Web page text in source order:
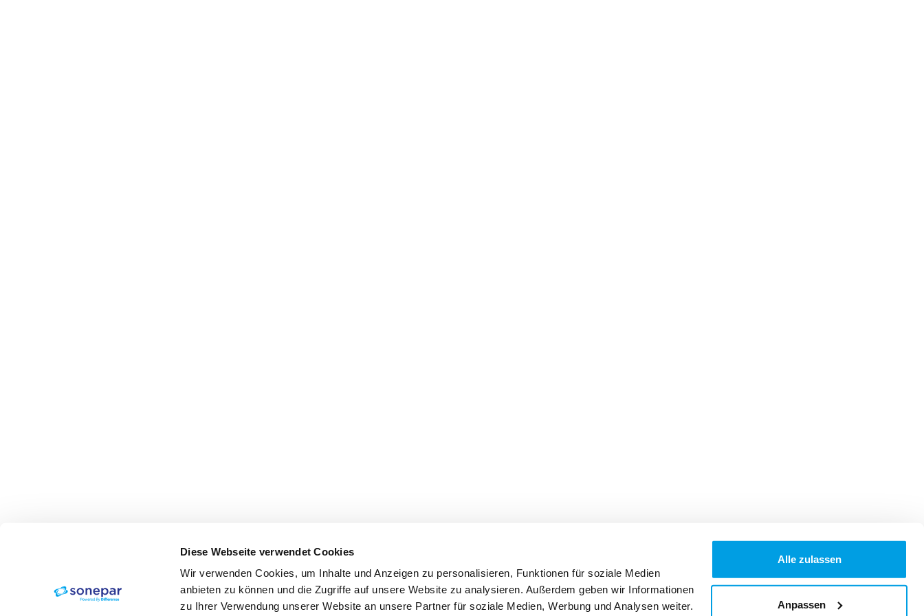
Diese Webseite verwendet Cookies
Wir verwenden Cookies, um Inhalte und Anzeigen zu personalisieren, Funktionen für soziale Medien
anbieten zu können und die Zugriffe auf unsere Website zu analysieren. Außerdem geben wir Informationen
zu Ihrer Verwendung unserer Website an unsere Partner für soziale Medien, Werbung und Analysen weiter.
Alle zulassen
Anpassen